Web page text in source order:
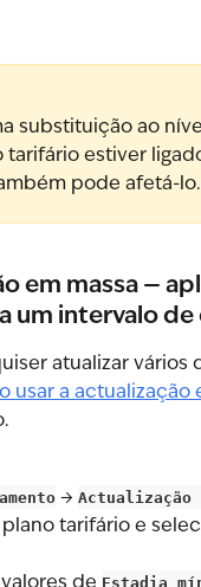
substituição ao
tarifário estiver
pode afetá-lo.
em massa —
um intervalo de
atualizar vários
usar a actualização
→ Actualização
plano tarifário e
Estadia